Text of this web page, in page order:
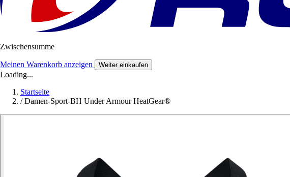
Zwischensumme
Meinen Warenkorb anzeigen Weiter einkaufen
Loading...
Startseite
/ Damen-Sport-BH Under Armour HeatGear®